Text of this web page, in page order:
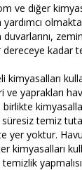
ve diğer
dereceye kadar
kimyasalları
ve yaprakları
süresiz temiz
yer yoktur.
kimyasalları